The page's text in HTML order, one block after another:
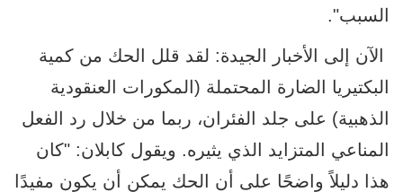
السبب".
الآن إلى الأخبار الجيدة: لقد قلل الحك من كمية
البكتيريا الضارة المحتملة (المكورات العنقودية
الذهبية) على جلد الفئران، ربما من خلال رد الفعل
المناعي المتزايد الذي يثيره. ويقول كابلان: "كان
هذا دليلاً واضحًا على أن الحك يمكن أن يكون مفيدًا